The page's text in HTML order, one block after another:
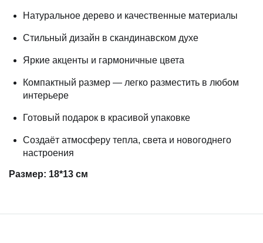
Натуральное дерево и качественные материалы
Стильный дизайн в скандинавском духе
Яркие акценты и гармоничные цвета
Компактный размер — легко разместить в любом
интерьере
Готовый подарок в красивой упаковке
Создаёт атмосферу тепла, света и новогоднего
настроения
Размер: 18*13 см